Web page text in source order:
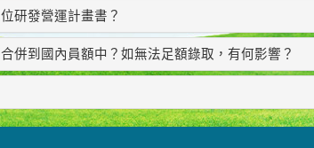
研發營運計畫書？
併到國內員額中？如無法足額錄取，有何影響？